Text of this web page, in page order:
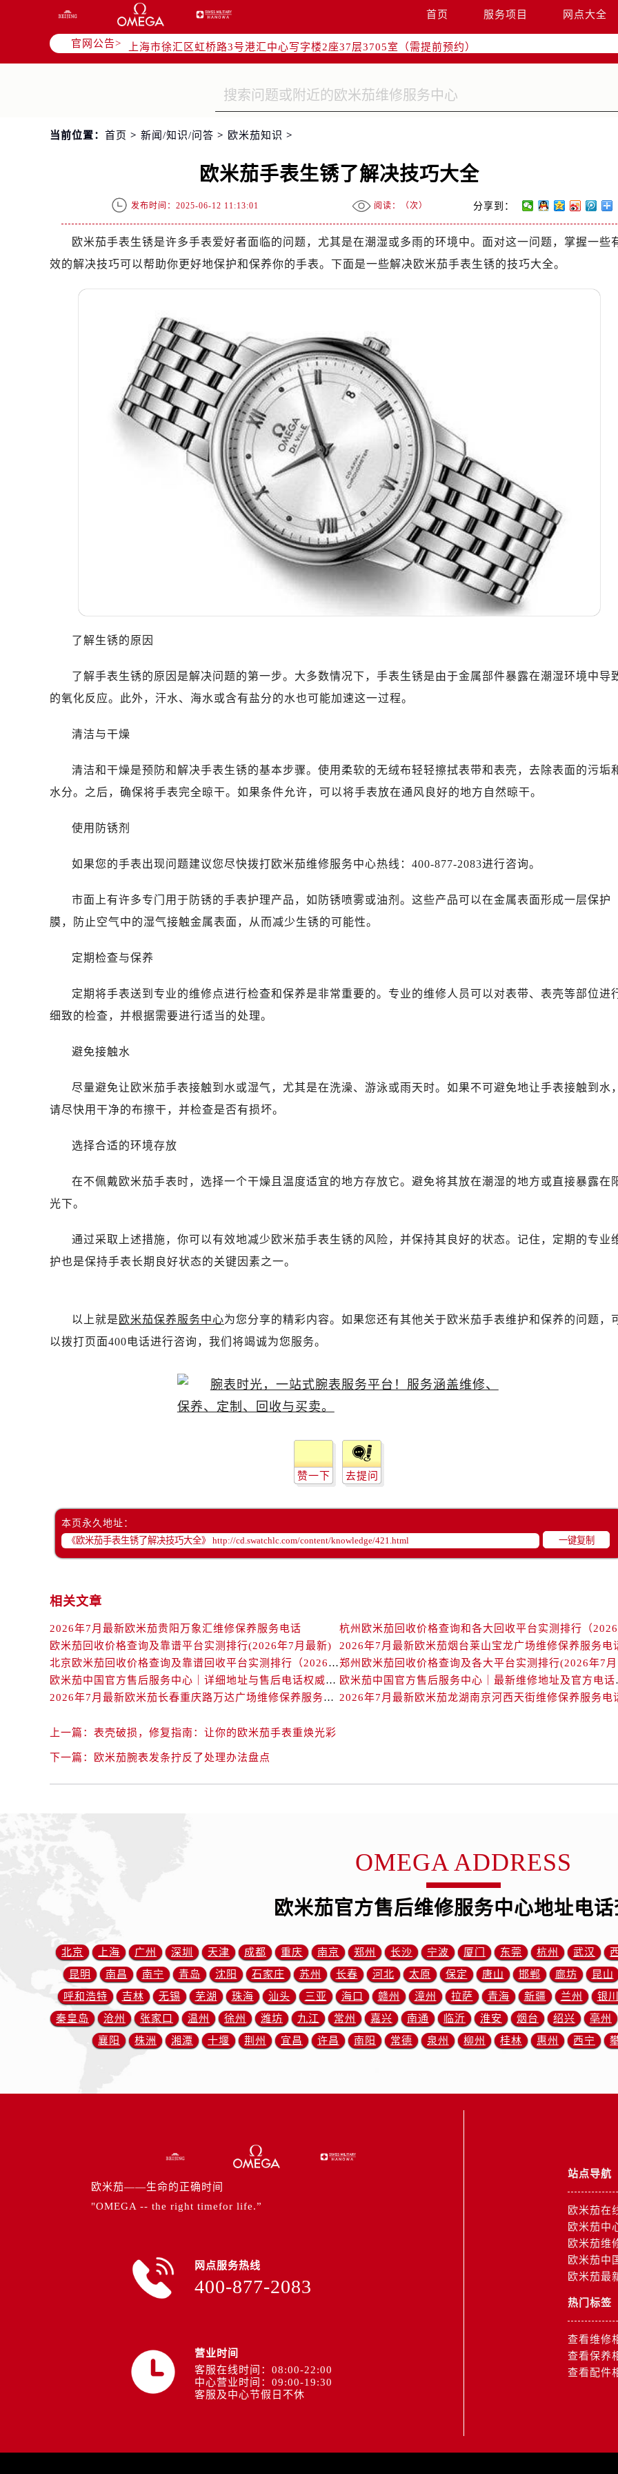
首页 服务项目 网点大全
官网公告>
北京市朝阳区建国门外大街甲6号华熙国际中心写字楼D座11层1102室（需提前预约）
天津市和平区赤峰道136号天津国际金融中心写字楼26层2603室（需提前预约）
上海市徐汇区虹桥路3号港汇中心写字楼2座37层3705室（需提前预约）
上海市黄浦区南京东路299号宏伊国际广场写字楼8层806室（需提前预约）
常州市新北区龙锦路1590号现代传媒中心写字楼5号楼10层1008室（需提前预约）
扬州市邗江区国展路29号星耀天地写字楼1号楼18层1803室（需提前预约）
泰州市海陵区永定东路399号置地商务中心东塔写字楼（华润万象城）17层1706室（需提前预约）
宁波市江北区大闸南路500号来福士广场办公楼20层2009室（需提前预约）
金华市金东区东市南街777号金华万达广场写字楼4号楼22层2209室（需提前预约）
绍兴市越城区胜利东路379号世茂天际中心写字楼8层805室（需提前预约）
南昌市红谷滩新区红谷中大道998号绿地双子塔（中央广场）A1座办公楼14层07室（需提前预约）
广州市天河区天河路230号万菱汇国际中心写字楼A塔7层704室（需提前预约）
广州市越秀区环市东路371-375号世界贸易中心大厦南塔写字楼15层07室（需提前预约）
深圳市罗湖区深南东路5001号华润大厦写字楼17层1701室（需提前预约）
惠州市惠城区江北文昌一路7号华贸大厦写字楼1座30层05室（需提前预约）
厦门市思明区湖滨东路95号华润大厦写字楼B座11层1104室（需提前预约）
福州市鼓楼区五四路128-1号恒力城写字楼15层03室（需提前预约）
成都市锦江区人民东路6号SAC东原中心写字楼24层2406B室（需提前预约）
重庆市江北区观音桥步行街2号融恒时代广场写字楼9层902室（需提前预约）
长沙市芙蓉区定王台街道建湘路393号世茂环球金融中心写字楼（芙蓉广场）10层13室（需提前预约
郑州市二七区铭功路10号华润大厦写字楼29层2905室（需提前预约）
太原市迎泽区解放路15号亨得利名表服务中心（品牌授权店）3层整层（需提前预约）
沈阳市沈河区中街路137号亨得利名表服务中心（品牌授权店）1层整层（需提前预约）
沈阳市沈河区中街路83号亨得利名表服务中心（品牌授权店）1层整层（需提前预约）
乌鲁木齐市天山区红山路26号时代广场（CCMALL）C座17层17-B（需提前预约）
大连市中山区人民路15号国际金融大厦7层G室（需提前预约）
东莞市东城街道鸿福东路1号民盈国贸中心T1写字楼9层907室（需提前预约）
无锡市梁溪区人民中路139号恒隆广场写字楼1座11层1104室（需提前预约）
苏州市苏州工业园区星港街199号苏州中心办公楼C座22层08室（需提前预约）
南宁市青秀区金湖路59号地王大厦12楼1224室（需提前预约）
合肥市蜀山区潜山路111号万象城华润大厦B座12楼03室（需提前预约）
青岛市南区山东路6号华润大厦B座22层04室（需提前预约）
贵阳市南明区都司高架桥路33号亨特国际金融中心14楼14D（需提前预约）
西安市碑林区南关正街88号华侨城长安国际中心E座6楼10室（需提前预约）
唐山市路南区新华东道100号万达广场写字楼A座10层1002室（需提前预约）
台州市椒江区东海大道1800号腾达中心东1幢20楼2002室（需提前预约）
甘肃省兰州市七里河区西津西路16号兰州中心写字楼21层2102室（需提前预约）
黑龙江省大庆市萨尔图区会战大街欧米茄售后服务中心（需提前预约）
黑龙江省鹤岗市向阳区红军路欧米茄售后服务中心（需提前预约）
黑龙江省鸡西市鸡冠区红军路欧米茄售后服务中心（需提前预约）
黑龙江省牡丹江市东安区太平路欧米茄售后服务中心（需提前预约）
黑龙江省双鸭山市尖山区新兴大街欧米茄售后服务中心（需提前预约）
黑龙江省绥化市北林区新华街与康庄路交叉口欧米茄售后服务中心（需提前预约）
吉林省白山市浑江区浑江大街欧米茄售后服务中心（需提前预约）
吉林省吉林市船营区河南街欧米茄售后服务中心（需提前预约）
吉林省梅河口市新华街道梅河大街欧米茄售后服务中心（需提前预约）
吉林省松原市宁江区五环大街欧米茄售后服务中心（需提前预约）
吉林省延边市延吉市解放路欧米茄售后服务中心（需提前预约）
辽宁省鞍山市铁东区站前街欧米茄售后服务中心（需提前预约）
辽宁省朝阳市双塔区新华路欧米茄售后服务中心（需提前预约）
辽宁省丹东市振兴区七经街欧米茄售后服务中心（需提前预约）
辽宁省抚顺市新抚区东一路欧米茄售后服务中心（需提前预约）
辽宁省辽阳市白塔区新运大街欧米茄售后服务中心（需提前预约）
辽宁省盘锦市兴隆台区石油大街欧米茄售后服务中心（需提前预约）
辽宁省铁岭市银州区南马路欧米茄售后服务中心（需提前预约）
辽宁省营口市站前区市府路与渤海大街交叉口欧米茄售后服务中心（需提前预约）
辽宁省沈阳市沈河区中街路137号亨得利名表维修授权店1楼欧米茄售后服务中心（需提前预约）
辽宁省沈阳市沈河区中街路83号亨得利名表维修授权店1楼欧米茄售后服务中心（需提前预约）
北京市东城区东长安街1号王府井东方广场W3座6层602室欧米茄售后服务中心（需提前预约）
河北省保定市竞秀区朝阳北大街北国先天下欧米茄售后服务中心（需提前预约）
内蒙古自治区赤峰市红山区哈达街欧米茄售后服务中心（需提前预约）
内蒙古自治区呼伦贝尔市海拉尔区中央街欧米茄售后服务中心（需提前预约）
内蒙古自治区通辽市科尔沁区明仁大街欧米茄售后服务中心（需提前预约）
内蒙古自治区乌兰察布市集宁区恩和大街欧米茄售后服务中心（需提前预约）
内蒙古自治区锡林郭勒盟市锡林浩特市光明街与额尔敦路交叉口欧米茄售后服务中心（需提前预约）
内蒙古自治区兴安盟市乌兰浩特市兴安大街欧米茄售后服务中心（需提前预约）
山西省大同市平城区迎宾街欧米茄售后服务中心（需提前预约）
山西省晋城市城区黄华街欧米茄售后服务中心（需提前预约）
山西省晋中市榆次区顺城街欧米茄售后服务中心（需提前预约）
山西省吕梁市离石区永宁中路与建设街交叉口欧米茄售后服务中心（需提前预约）
山西省朔州市朔城区怡西路与鄯阳西街交汇处欧米茄售后服务中心（需提前预约）
山西省阳泉市郊区平阳东街与新城大道交叉口欧米茄售后服务中心（需提前预约）
山西省运城市盐湖区河东街欧米茄售后服务中心（需提前预约）
山西省长治市潞州区英雄中路欧米茄售后服务中心（需提前预约）
山西省太原市迎泽区迎泽街道解放路15号亨得利名表维修授权店3楼欧米茄售后服务中心（需提前预
天津市和平区赤峰道136号天津国际金融中心26层2603室欧米茄售后服务中心（需提前预约）
安徽省蚌埠市蚌山区淮河路欧米茄售后服务中心（需提前预约）
安徽省亳州市谯城区魏武大道欧米茄售后服务中心（需提前预约）
安徽省淮北市相山区淮海路欧米茄售后服务中心（需提前预约）
安徽省淮南市田家庵区国庆中路欧米茄售后服务中心（需提前预约）
安徽省黄山市屯溪区黄山西路欧米茄售后服务中心（需提前预约）
当前位置： 首页 > 新闻/知识/问答 > 欧米茄知识 >
欧米茄手表生锈了解决技巧大全
发布时间：2025-06-12 11:13:01 阅读：（次） 分享到：
欧米茄手表生锈是许多手表爱好者面临的问题，尤其是在潮湿或多雨的环境中。面对这一问题，掌握一些
效的解决技巧可以帮助你更好地保护和保养你的手表。下面是一些解决欧米茄手表生锈的技巧大全。
了解生锈的原因
了解手表生锈的原因是解决问题的第一步。大多数情况下，手表生锈是由于金属部件暴露在潮湿环境中导
的氧化反应。此外，汗水、海水或含有盐分的水也可能加速这一过程。
清洁与干燥
清洁和干燥是预防和解决手表生锈的基本步骤。使用柔软的无绒布轻轻擦拭表带和表壳，去除表面的污垢
水分。之后，确保将手表完全晾干。如果条件允许，可以将手表放在通风良好的地方自然晾干。
使用防锈剂
如果您的手表出现问题建议您尽快拨打欧米茄维修服务中心热线：400-877-2083进行咨询。
市面上有许多专门用于防锈的手表护理产品，如防锈喷雾或油剂。这些产品可以在金属表面形成一层保护
膜，防止空气中的湿气接触金属表面，从而减少生锈的可能性。
定期检查与保养
定期将手表送到专业的维修点进行检查和保养是非常重要的。专业的维修人员可以对表带、表壳等部位进
细致的检查，并根据需要进行适当的处理。
避免接触水
尽量避免让欧米茄手表接触到水或湿气，尤其是在洗澡、游泳或雨天时。如果不可避免地让手表接触到水
请尽快用干净的布擦干，并检查是否有损坏。
选择合适的环境存放
在不佩戴欧米茄手表时，选择一个干燥且温度适宜的地方存放它。避免将其放在潮湿的地方或直接暴露在
光下。
通过采取上述措施，你可以有效地减少欧米茄手表生锈的风险，并保持其良好的状态。记住，定期的专业
护也是保持手表长期良好状态的关键因素之一。
以上就是 欧米茄保养服务中心为您分享的精彩内容。如果您还有其他关于欧米茄手表维护和保养的问题，
以拨打页面400电话进行咨询，我们将竭诚为您服务。
赞一下 去提问
本页永久地址：
一键复制
相关文章
2026年7月最新欧米茄贵阳万象汇维修保养服务电话
欧米茄回收价格查询及靠谱平台实测排行(2026年7月最新)
2026年7月最新欧米茄烟台莱山宝龙广场维修保养服务电
北京欧米茄回收价格查询及靠谱回收平台实测排行（2026年7月最新数据）
欧米茄中国官方售后服务中心｜详细地址与售后电话权威信息通知（2026年7月最新）
欧米茄中国
2026年7月最新欧米茄长春重庆路万达广场维修保养服务电话
2026年7月最新欧米茄龙湖南京河西天街维修保养服务电
上一篇： 表壳破损，修复指南：让你的欧米茄手表重焕光彩
下一篇： 欧米茄腕表发条拧反了处理办法盘点
OMEGA ADDRESS
欧米茄官方售后维修服务中心地址电
北京 上海 广州 深圳 天津 成都 重庆 南京 郑州 长沙 宁波 厦门 东莞 杭州 武汉
昆明
南昌 南宁 青岛 沈阳 石家庄 苏州 长春 河北 太原 保定 唐山 邯郸 廊坊
昆山
呼和浩特
吉林 无锡 芜湖 珠海 汕头 三亚 海口 赣州 漳州 拉萨 青海 新疆 兰州
银
秦皇岛
沧州 张家口 温州 徐州 潍坊 九江 常州 嘉兴 南通 临沂 淮安 烟台 绍兴
亳州
襄阳
株洲 湘潭 十堰 荆州 宜昌 许昌 南阳 常德 泉州 柳州 桂林 惠州 西宁
欧米茄——生命的正确时间
"OMEGA -- the right timefor life.”
网点服务热线
400-877-2083
营业时间
客服在线时间：08:00-22:00
中心营业时间：09:00-19:30
客服及中心节假日不休
站点导航
欧米茄在
欧米茄中
欧米茄维
欧米茄中
欧米茄最
热门标签
查看维修
查看保养
查看配件